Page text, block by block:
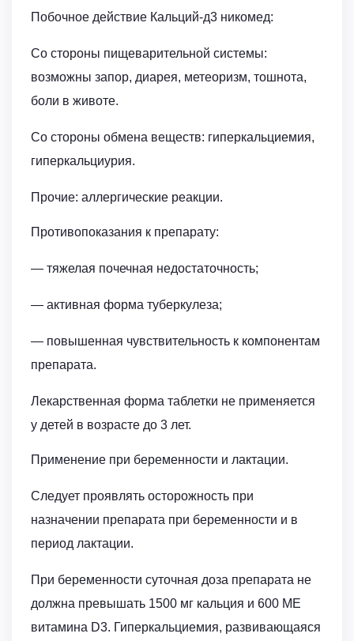
Побочное действие Кальций-д3 никомед:
Со стороны пищеварительной системы:
возможны запор, диарея, метеоризм, тошнота,
боли в животе.
Со стороны обмена веществ: гиперкальциемия,
гиперкальциурия.
Прочие: аллергические реакции.
Противопоказания к препарату:
— тяжелая почечная недостаточность;
— активная форма туберкулеза;
— повышенная чувствительность к компонентам
препарата.
Лекарственная форма таблетки не применяется
у детей в возрасте до 3 лет.
Применение при беременности и лактации.
Следует проявлять осторожность при
назначении препарата при беременности и в
период лактации.
При беременности суточная доза препарата не
должна превышать 1500 мг кальция и 600 МЕ
витамина D3. Гиперкальциемия, развивающаяся